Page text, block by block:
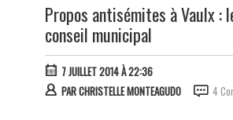
Propos antisémites à Vaulx :
conseil municipal
7 JUILLET 2014 À 22:36
PARCHRISTELLE MONTEAGUDO 4